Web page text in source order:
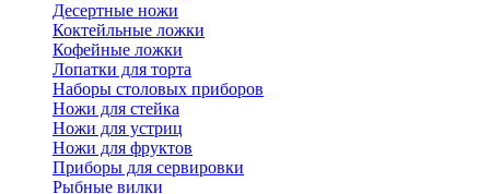
Десертные ножи
Коктейльные ложки
Кофейные ложки
Лопатки для торта
Наборы столовых приборов
Ножи для стейка
Ножи для устриц
Ножи для фруктов
Приборы для сервировки
Рыбные вилки